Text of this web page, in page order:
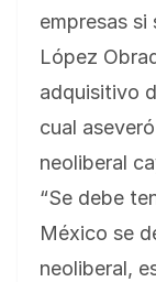
empresas si
López
adquisitivo
cual
neoliberal
“Se debe
México se
neoliberal,